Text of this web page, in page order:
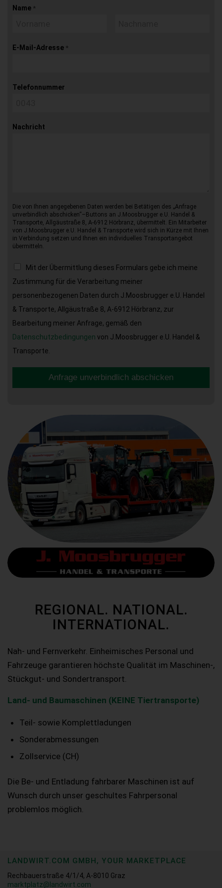
Name *
E-Mail-Adresse *
Telefonnummer
Nachricht
Die von Ihnen angegebenen Daten werden bei Betätigen des „Anfrage
unverbindlich abschicken“–Buttons an J.Moosbrugger e.U. Handel &
Transporte, Allgäustraße 8, A-6912 Hörbranz, übermittelt. Ein Mitarbeiter
von J.Moosbrugger e.U. Handel & Transporte wird sich in Kürze mit Ihnen
in Verbindung setzen und Ihnen ein individuelles Transportangebot
übermitteln.
Mit der Übermittlung dieses Formulars gebe ich meine
Zustimmung für die Verarbeitung meiner
personenbezogenen Daten durch J.Moosbrugger e.U. Handel
& Transporte, Allgäustraße 8, A-6912 Hörbranz, zur
Bearbeitung meiner Anfrage, gemäß den
Datenschutzbedingungen von J.Moosbrugger e.U. Handel &
Transporte.
Anfrage unverbindlich abschicken
REGIONAL. NATIONAL.
INTERNATIONAL.
Nah- und Fernverkehr. Einheimisches Personal und
Fahrzeuge garantieren höchste Qualität im Maschinen-,
Stückgut- und Sondertransport.
Land- und Baumaschinen (KEINE Tiertransporte)
Teil- sowie Komplettladungen
Sonderabmessungen
Zollservice (CH)
Die Be- und Entladung fahrbarer Maschinen ist auf
Wunsch durch unser geschultes Fahrpersonal
problemlos möglich.
LANDWIRT.COM GMBH, YOUR MARKETPLACE
Rechbauerstraße 4/1/4, A-8010 Graz
marktplatz@landwirt.com